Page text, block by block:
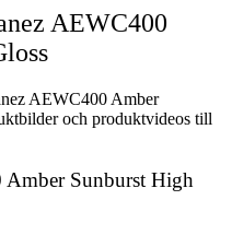
AEWC400
AEWC400 Amber
och produktvideos till
Sunburst High